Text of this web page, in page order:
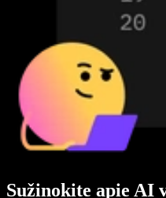
Sužinokite apie AI